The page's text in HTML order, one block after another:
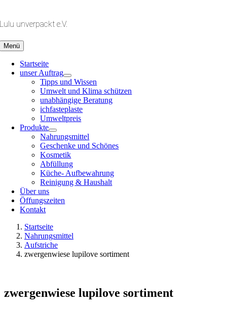
springen
Lulu unverpackt e.V.
Menü
Startseite
unser Auftrag
Tipps und Wissen
Umwelt und Klima schützen
unabhängige Beratung
ichfasteplaste
Umweltpreis
Produkte
Nahrungsmittel
Geschenke und Schönes
Kosmetik
Abfüllung
Küche- Aufbewahrung
Reinigung & Haushalt
Über uns
Öffungszeiten
Kontakt
Startseite
Nahrungsmittel
Aufstriche
zwergenwiese lupilove sortiment
zwergenwiese lupilove sortiment